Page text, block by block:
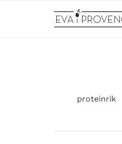
proteinrik